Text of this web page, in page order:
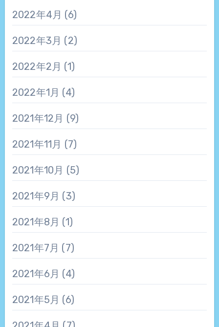
2022年4月 (6)
2022年3月 (2)
2022年2月 (1)
2022年1月 (4)
2021年12月 (9)
2021年11月 (7)
2021年10月 (5)
2021年9月 (3)
2021年8月 (1)
2021年7月 (7)
2021年6月 (4)
2021年5月 (6)